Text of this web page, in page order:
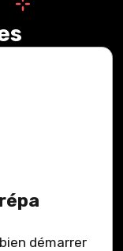
démarrer